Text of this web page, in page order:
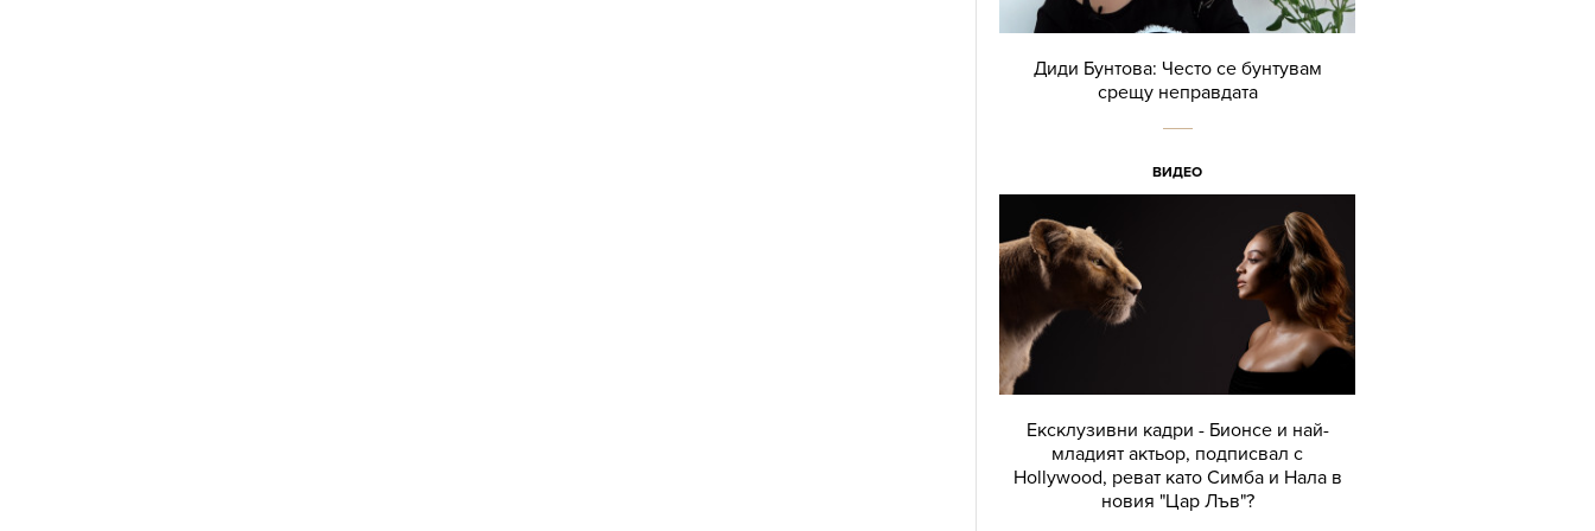
Диди Бунтова: Често се бунтувам
срещу неправдата
ВИДЕО
Ексклузивни кадри - Бионсе и най-
младият актьор, подписвал с
Hollywood, реват като Симба и Нала в
новия "Цар Лъв"?